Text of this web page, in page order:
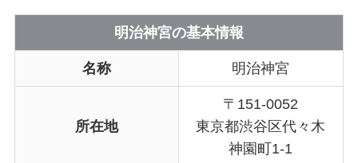
明治神宮の基本情報
名称 明治神宮
所在地
〒151-0052
東京都渋谷区代々木
神園町1-1